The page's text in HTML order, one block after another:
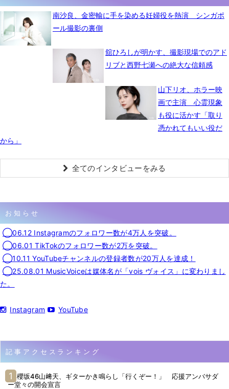
南沙良、金密輸に手を染める妊婦役を熱演 シンガポ
ール撮影の裏側
舘ひろしが明かす、撮影現場でのアド
リブと西野七瀬への絶大な信頼感
山下リオ、ホラー映
画で主演 心霊現象
も役に活かす「取り
憑かれてもいい役だ
から」
全てのインタビューをみる
お知らせ
◯06.12 Instagramのフォロワー数が4万人を突破。
◯06.01 TikTokのフォロワー数が2万を突破。
◯10.11 YouTubeチャンネルの登録者数が20万人を達成！
◯25.08.01 MusicVoiceは媒体名が「vois ヴォイス」に変わりまし
た。
Instagram YouTube
記事アクセスランキング
櫻坂46山﨑天、ギターかき鳴らし「行くぞー！」 応援アンバサダ
ー堂々の開会宣言